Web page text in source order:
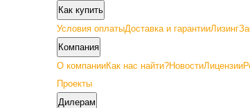
SHUA 68 серия
SHUA 69 серия
Vertex серия GETN
Как купить
Условия оплатыДоставка и гарантииЛизинг
Компания
О компанииКак нас найти?НовостиЛицензии
Проекты
Дилерам